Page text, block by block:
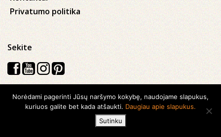
Privatumo politika
Sekite
Visos teisės saugomos © 2026 Kauno apskrities viešoji Ąžuolyno
biblioteka
Norėdami pagerinti Jūsų naršymo kokybę, naudojame slapukus,
kuriuos galite bet kada atšaukti. Daugiau apie slapukus.
Sutinku